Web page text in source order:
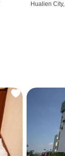
Hualien